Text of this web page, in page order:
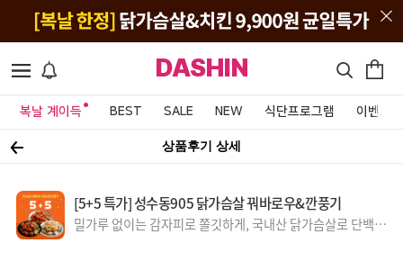
DASHIN
복날 계이득 BEST SALE NEW 식단프로그램 이벤트&
상품후기 상세
[5+5 특가] 성수동905 닭가슴살 꿔바로우&깐풍기
밀가루 없이는 감자피로 쫄깃하게, 국내산 닭가슴살로 단백질